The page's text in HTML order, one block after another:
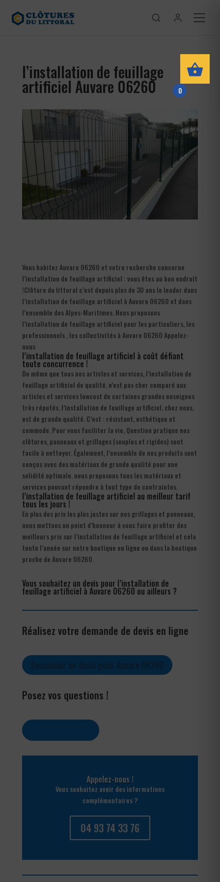
l’installation de feuillage
artificiel Auvare 06260
Vous habitez Auvare 06260 et votre recherche concerne
l’installation de feuillage artificiel : vous êtes au bon endroit
!Clôture du littoral c’est depuis plus de 30 ans le leader dans
l’installation de feuillage artificiel à Auvare 06260 et dans
l’ensemble des Alpes-Maritimes. Nous proposons
l’installation de feuillage artificiel pour les particuliers, les
professionnels , les collectivités à Auvare 06260 Appelez-
nous
l’installation de feuillage artificiel à coût défiant
toute concurrence !
De même que tous nos articles et services, l’installation de
feuillage artificiel de qualité, n’est pas cher comparé aux
articles et services lowcost de certaines grandes enseignes
très réputés. l’installation de feuillage artificiel, chez nous,
est de grande qualité. C’est : résistant, esthétique et
commode. Pour vous faciliter la vie, Question pratique nos
clôtures, panneaux et grillages (souples et rigides) sont
facile à nettoyer. Également, l’ensemble de nos produits sont
conçus avec des matériaux de grande qualité pour une
solidité optimale. nous proposons tous les matériaux et
services pouvant répondre à tout type de contraintes.
l’installation de feuillage artificiel au meilleur tarif
tous les jours !
En plus des prix les plus justes sur nos grillages et panneaux,
nous mettons un point d’honneur à vous faire profiter des
meilleurs prix sur l’installation de feuillage artificiel et cela
toute l’année sur notre boutique en ligne ou dans la boutique
proche de Auvare 06260.
Vous souhaitez un devis pour l’installation de
feuillage artificiel à Auvare 06260 ou ailleurs ?
Réalisez votre demande de devis en ligne
Posez vos questions !
Appelez-nous !
Vous souhaitez avoir des informations
complémentaires ?
04 93 74 33 76
0